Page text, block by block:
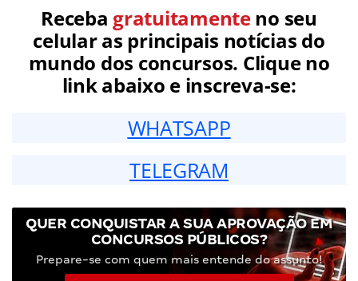
Receba gratuitamenteno seu
celular as principais notícias do
mundo dos concursos. Clique no
link abaixo e inscreva-se:
WHATSAPP
TELEGRAM
QUER CONQUISTAR A SUA APROVAÇÃO EM
CONCURSOS PÚBLICOS?
Prepare-se com quem mais entende do assunto!